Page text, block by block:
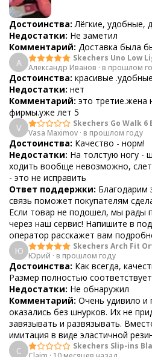
Достоинства: Лёгкие, удобные,
Недостатки: Не заметил
Комментарий: Доставка была
А
Skechers Uno Low
Александр Иванов · в прошлом
Достоинства: красивые
Недостатки: нет
Комментарий: это третие.жена
фирмы.уже лет 5
V
Skechers Go Walk 6
Vasa Maximov · в прошлом году
Достоинства: Качество - норм!
Недостатки: На толстую ногу -
ходить вообще невозможно,
- это не исправить
Ответ поддержки: Благодарим
связь поможет покупателям
Если товар не подошел, мы рады
через наш сервис! Напишите в
оператор расскажет вам
Ю
Skechers Arch Fit
Юрий · в прошлом году
Достоинства: Как всегда,
Размер полностью соответствует
Недостатки: Не обнаружил
Комментарий: Очень удивило и
оказались без шнурков. Их не
завязывать и развязывать.
имитация в виде эластичной
C
Skechers Slip-ins